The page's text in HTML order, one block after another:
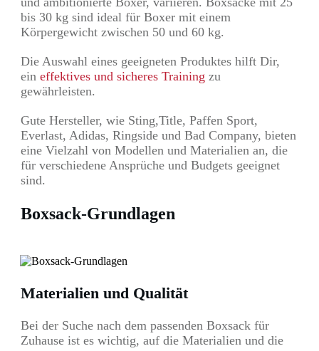
bis 30 kg sind ideal für Boxer mit einem
Körpergewicht zwischen 50 und 60 kg.
Die Auswahl eines geeigneten Produktes hilft Dir,
ein effektives und sicheres Training zu
gewährleisten.
Gute Hersteller, wie Sting,Title, Paffen Sport,
Everlast, Adidas, Ringside und Bad Company, bieten
eine Vielzahl von Modellen und Materialien an, die
für verschiedene Ansprüche und Budgets geeignet
sind.
Boxsack-Grundlagen
Materialien und Qualität
Bei der Suche nach dem passenden Boxsack für
Zuhause ist es wichtig, auf die Materialien und die